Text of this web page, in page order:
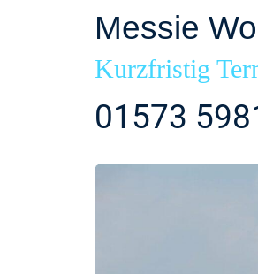
Messie
Kurzfristig
01573